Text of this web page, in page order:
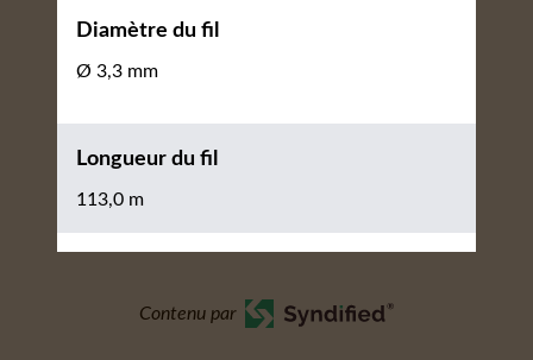
Diamètre du fil
Ø 3,3 mm
Longueur du fil
113,0 m
Contenu par